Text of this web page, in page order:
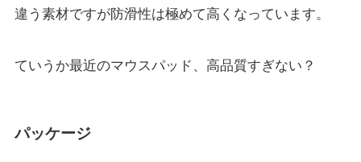
違う素材ですが防滑性は極めて高くなっています。
ていうか最近のマウスパッド、高品質すぎない？
パッケージ